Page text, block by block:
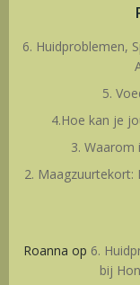
6. Huidproblemen,
5.
4.Hoe kan je
3. Waarom
2. Maagzuurtekort:
Roanna op 6.
bij